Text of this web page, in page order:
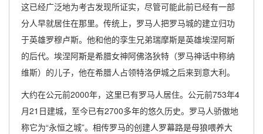
这已经广泛地为考古发现所证实，尽管可能此前已经有一部
分人早就居住在那里。传统上，罗马人把罗马城的建立归功
于英雄罗穆卢斯。他和他的孪生兄弟瑞摩斯是英雄埃涅阿斯
的后代。埃涅阿斯是希腊女神阿佛洛狄特（罗马神话中称纳
维斯）的儿子，他在希腊人占领特洛伊城之后来到意大利。
大约在公元前2000年，这里已有罗马人居住。公元前753年4
月21日建城，至今已有2700多年的悠久历史。罗马人骄傲地
称它为“永恒之城”。相传罗马的创建人罗幕路是母狼喂养大